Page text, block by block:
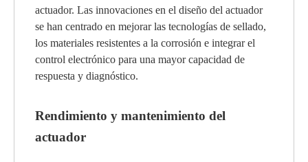
actuador. Las innovaciones en el diseño del actuador
se han centrado en mejorar las tecnologías de sellado,
los materiales resistentes a la corrosión e integrar el
control electrónico para una mayor capacidad de
respuesta y diagnóstico.
Rendimiento y mantenimiento del
actuador